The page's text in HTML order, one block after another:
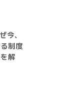
今、
制度
解